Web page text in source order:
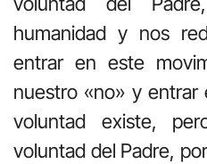
humanidad y nos
entrar en este
nuestro «no» y entrar
voluntad existe,
voluntad del Padre,